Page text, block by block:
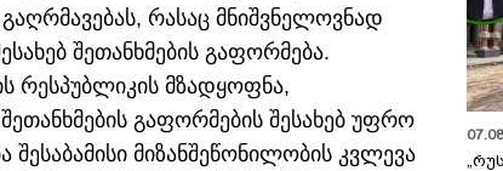
რასაც მნიშვნელოვნად
შეთანხმების გაფორმება.
რესპუბლიკის მზადყოფნა,
გაფორმების შესახებ უფრო
მიზანშეწონილობის კვლევა